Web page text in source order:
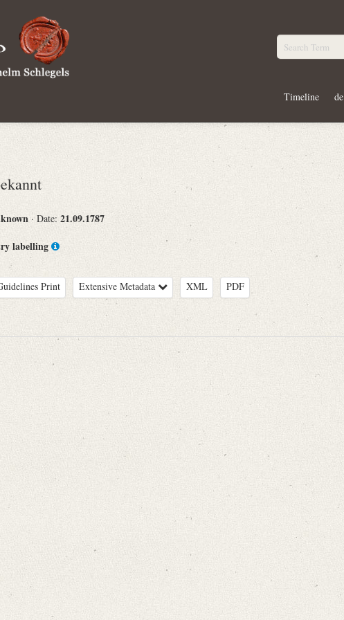
Timeline de
· Date: 21.09.1787
labelling
Print Extensive Metadata XML PDF
und Universitätsbibliothek
Gesammelt und erläutert durch Josef Körner. Bd. 1. Zürich u.a. 1930, S. 5.